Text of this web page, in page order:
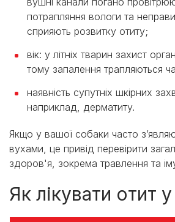
потрапляння вологи та
сприяють розвитку отиту;
вік: у літніх тварин захист
тому запалення трапляються
наявність супутніх шкірних
наприклад, дерматиту.
Якщо у вашої собаки часто
вухами, це привід перевірити
здоров'я, зокрема травлення та
Як лікувати отит